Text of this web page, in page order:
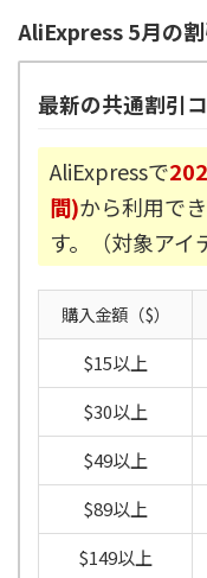
AliExpress 5月の
最新の共通割引
AliExpressで
間)から利用で
す。（対象アイ
購入金額（$）
$15以上
$30以上
$49以上
$89以上
$149以上